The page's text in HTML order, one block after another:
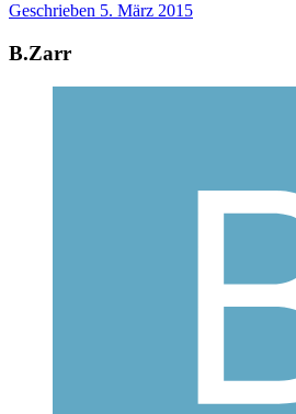
Geschrieben 5. März 2015
B.Zarr